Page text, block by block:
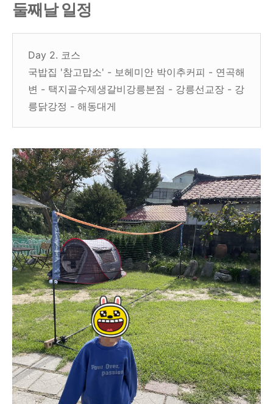
둘째날 일정
Day 2. 코스
국밥집 '참고맙소' - 보헤미안 박이추커피 - 연곡해
변 - 택지골수제생갈비강릉본점 - 강릉선교장 - 강
릉닭강정 - 해동대게